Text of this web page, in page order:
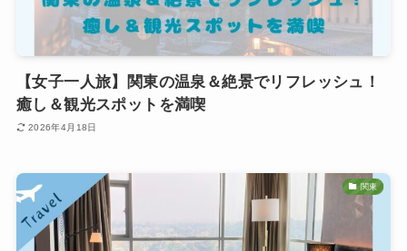
【女子一人旅】関東の温泉＆絶景でリフレッシュ！
癒し＆観光スポットを満喫
2026年4月18日
関東